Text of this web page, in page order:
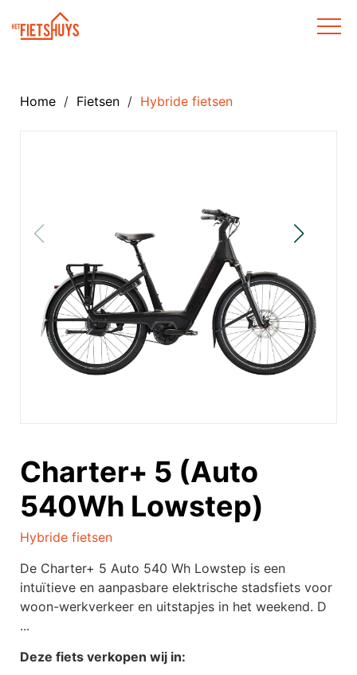
Home / Fietsen / Hybride fietsen
Charter+ 5 (Auto
540Wh Lowstep)
Hybride fietsen
De Charter+ 5 Auto 540 Wh Lowstep is een
intuïtieve en aanpasbare elektrische stadsfiets voor
woon-werkverkeer en uitstapjes in het weekend. D
...
Deze fiets verkopen wij in: